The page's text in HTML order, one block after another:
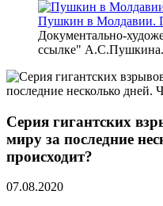
Пушкин в Молдавии.
Документально-
ссылке" А.С.Пушкина.
Серия гигантских
миру за последние
происходит?
07.08.2020